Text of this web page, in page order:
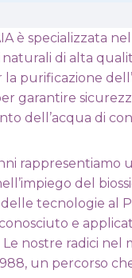
è specializzata
di alta
la purificazione
garantire
dell’acqua di
rappresentiamo
del
tecnologie al
e
Le nostre radici nel
un percorso